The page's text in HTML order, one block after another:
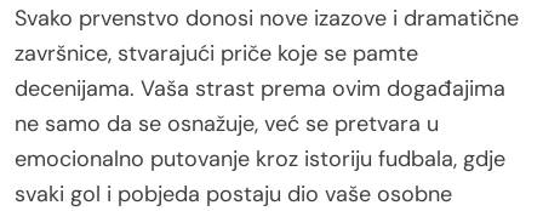
Svako prvenstvo donosi nove izazove i dramatične
završnice, stvarajući priče koje se pamte
decenijama. Vaša strast prema ovim događajima
ne samo da se osnažuje, već se pretvara u
emocionalno putovanje kroz istoriju fudbala, gdje
svaki gol i pobjeda postaju dio vaše osobne